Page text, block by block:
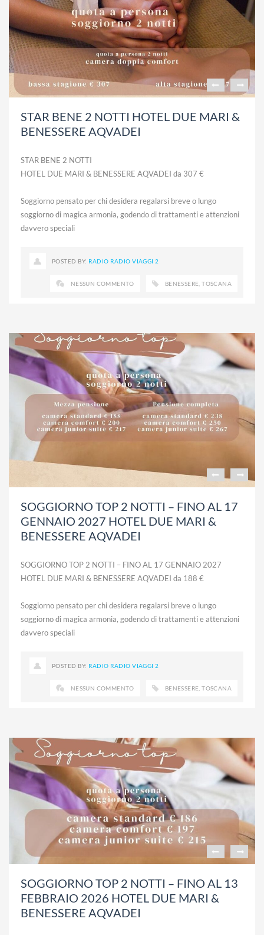
STAR BENE 2 NOTTI HOTEL DUE MARI &
BENESSERE AQVADEI
STAR BENE 2 NOTTI
HOTEL DUE MARI & BENESSERE AQVADEI da 307 €
Soggiorno pensato per chi desidera regalarsi breve o lungo
soggiorno di magica armonia, godendo di trattamenti e attenzioni
davvero speciali
POSTED BY: RADIO RADIO VIAGGI 2
NESSUN COMMENTO BENESSERE ,TOSCANA
SOGGIORNO TOP 2 NOTTI – FINO AL 17
GENNAIO 2027 HOTEL DUE MARI &
BENESSERE AQVADEI
SOGGIORNO TOP 2 NOTTI – FINO AL 17 GENNAIO 2027
HOTEL DUE MARI & BENESSERE AQVADEI da 188 €
Soggiorno pensato per chi desidera regalarsi breve o lungo
soggiorno di magica armonia, godendo di trattamenti e attenzioni
davvero speciali
POSTED BY: RADIO RADIO VIAGGI 2
NESSUN COMMENTO BENESSERE ,TOSCANA
SOGGIORNO TOP 2 NOTTI – FINO AL 13
FEBBRAIO 2026 HOTEL DUE MARI &
BENESSERE AQVADEI